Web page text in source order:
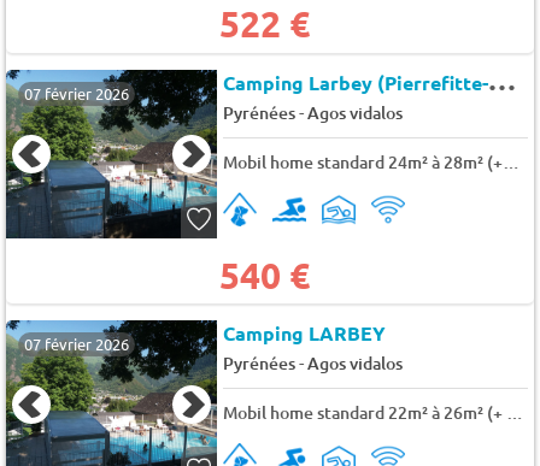
522 €
07 février 2026 C
amping Larbey (Pierrefitte-Nestalas à 8 km)
Pyrénées-Agos vidalos
540 €
07 février 2026 Camping LARBEY
Pyrénées-Agos vidalos
Mobil home standard 22m² à 26m² (+ 12 ans) 4 pers.